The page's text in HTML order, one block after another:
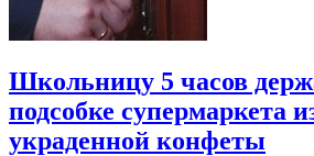
Школьницу 5 часов
подсобке супермаркета
украденной конфеты